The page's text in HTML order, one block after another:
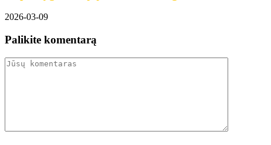
2026-03-09
Palikite komentarą